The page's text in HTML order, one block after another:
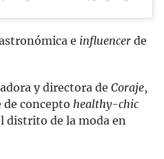
e influencer de
y directora de Coraje,
concepto healthy-chic
distrito de la moda en